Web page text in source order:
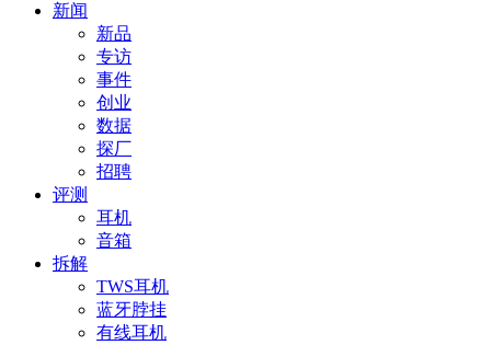
新闻
新品
专访
事件
创业
数据
探厂
招聘
评测
耳机
音箱
拆解
TWS耳机
蓝牙脖挂
有线耳机